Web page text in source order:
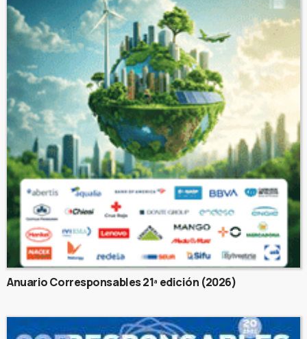
Anuario Corresponsables 21ª edición (2026)